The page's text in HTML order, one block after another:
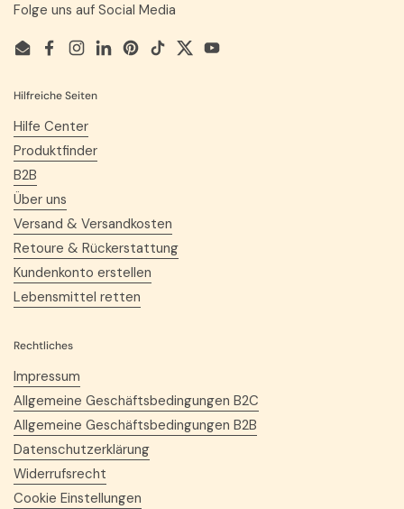
Folge uns auf Social Media
EmailFacebook
Instagram
LinkedInPinterest
TikTokTwitterYouTube
Hilfreiche Seiten
Hilfe Center
Produktfinder
B2B
Über uns
Versand & Versandkosten
Retoure & Rückerstattung
Kundenkonto erstellen
Lebensmittel retten
Rechtliches
Impressum
Allgemeine Geschäftsbedingungen B2C
Allgemeine Geschäftsbedingungen B2B
Datenschutzerklärung
Widerrufsrecht
Cookie Einstellungen